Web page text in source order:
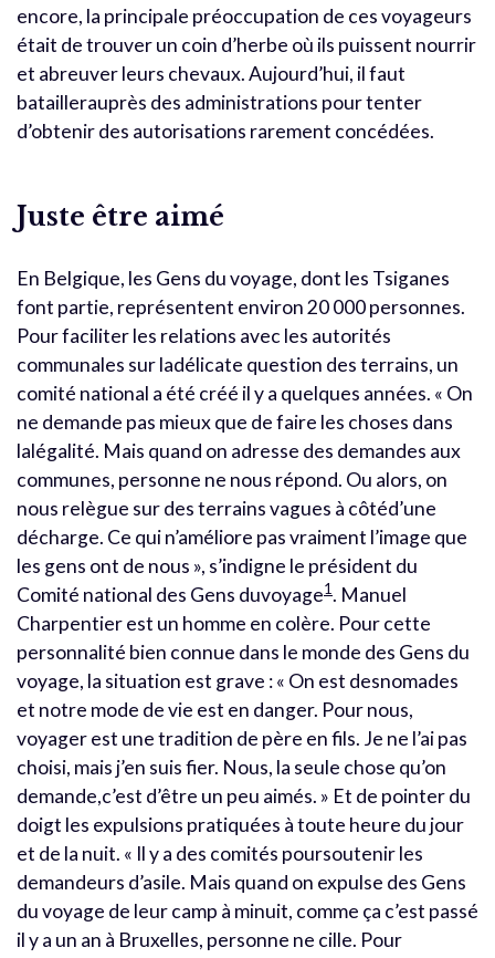
encore, la principale préoccupation de ces voyageurs
était de trouver un coin d’herbe où ils puissent nourrir
et abreuver leurs chevaux. Aujourd’hui, il faut
bataillerauprès des administrations pour tenter
d’obtenir des autorisations rarement concédées.
Juste être aimé
En Belgique, les Gens du voyage, dont les Tsiganes
font partie, représentent environ 20 000 personnes.
Pour faciliter les relations avec les autorités
communales sur ladélicate question des terrains, un
comité national a été créé il y a quelques années. « On
ne demande pas mieux que de faire les choses dans
lalégalité. Mais quand on adresse des demandes aux
communes, personne ne nous répond. Ou alors, on
nous relègue sur des terrains vagues à côtéd’une
décharge. Ce qui n’améliore pas vraiment l’image que
les gens ont de nous », s’indigne le président du
Comité national des Gens duvoyage1. Manuel
Charpentier est un homme en colère. Pour cette
personnalité bien connue dans le monde des Gens du
voyage, la situation est grave : « On est desnomades
et notre mode de vie est en danger. Pour nous,
voyager est une tradition de père en fils. Je ne l’ai pas
choisi, mais j’en suis fier. Nous, la seule chose qu’on
demande,c’est d’être un peu aimés. » Et de pointer du
doigt les expulsions pratiquées à toute heure du jour
et de la nuit. « Il y a des comités poursoutenir les
demandeurs d’asile. Mais quand on expulse des Gens
du voyage de leur camp à minuit, comme ça c’est passé
il y a un an à Bruxelles, personne ne cille. Pour